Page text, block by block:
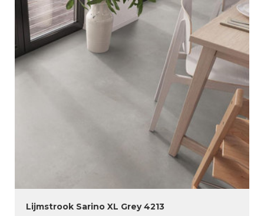
Lijmstrook Sarino XL Grey 4213